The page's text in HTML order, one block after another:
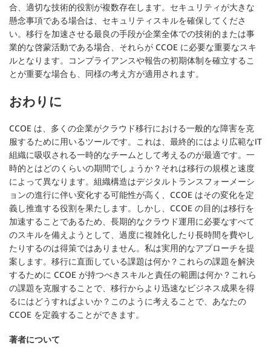
合、適切な技術的役割が複数存在します。セキュリティが大きな
懸念事項である場合は、セキュリティスキルを確保してくださ
い。移行を加速させる最良の手段が企業全体での技術的または事
業的な啓蒙活動である場合、それらが CCOE に必要な重要なスキ
ルとなります。コンプライアンスや報告の初期体制を確立するこ
とが重要な場合も、同様の考え方が適用されます。
おわりに
CCOE は、多くの企業がクラウド移行における一般的な障害を克
服するために用いるツールです。これは、最終的にはより広範なIT
組織に吸収される一時的なチームとして考えるのが最適です。一
時的とはどのくらいの期間でしょうか？それは移行の規模と速度
によって異なります。組織構造はデジタルトランスフォーメーシ
ョンの進行に伴い変化する可能性が高く、CCOE はその変化を定
義し推進する役割を果たします。しかし、CCOE の目的は移行を
加速することであるため、長期的なクラウド運用に必要なすべて
のスキルを備えようとして、過度に複雑化したり長時間を費やし
たりするのは得策ではありません。私は実用的なアプローチを提
案します。移行に直面している課題は何か？これらの課題を解決
するために CCOE が持つべきスキルと責任の範囲は何か？これら
の課題を克服することで、移行からより迅速なビジネス成果を得
るにはどうすればよいか？このように考えることで、あなたの
CCOE を定義することができます。
著者について